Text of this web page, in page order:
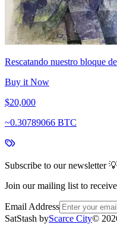
Rescatando nuestro bloque
Buy it Now
$20,000
~0.30789066 BTC
Subscribe to our newsletter
Join our mailing list to
Email Address
SatStash byScarce City©